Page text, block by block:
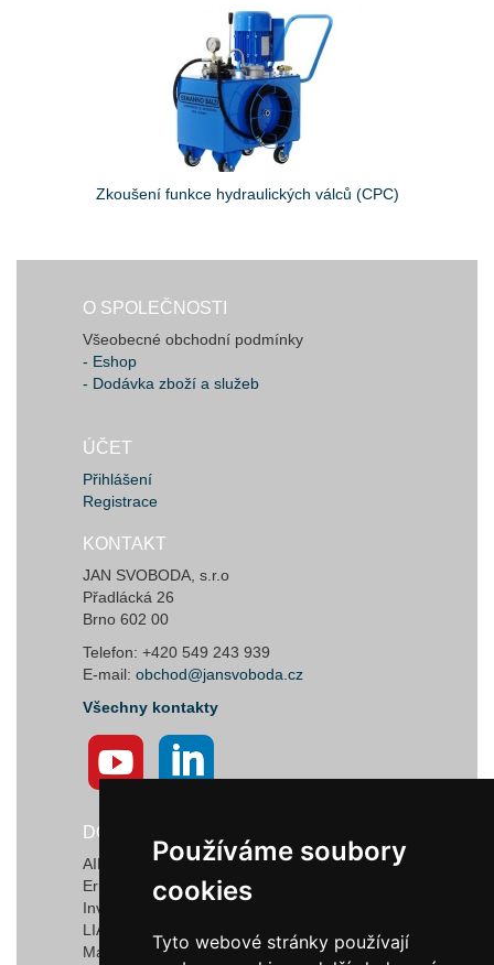
Používáme soubory
cookies
Tyto webové stránky používají
Používáme soubory
cookies
Tyto webové stránky používají
Zkoušení funkce hydraulických válců (CPC)
O SPOLEČNOSTI
Všeobecné obchodní podmínky
- Eshop
- Dodávka zboží a služeb
ÚČET
Přihlášení
Registrace
KONTAKT
JAN SVOBODA, s.r.o
Přadlácká 26
Brno 602 00
Telefon: +420 549 243 939
E-mail: obchod@jansvoboda.cz
Všechny kontakty
DODAVATELÉ
AIRTECT Plastic Leak Alarm Systems
Ermanno Balzi S.r.l.
Invotec Solutions Limited
LIAD Weighing and Control Systems Ltd.
Marquardt GmbH & Co. KG